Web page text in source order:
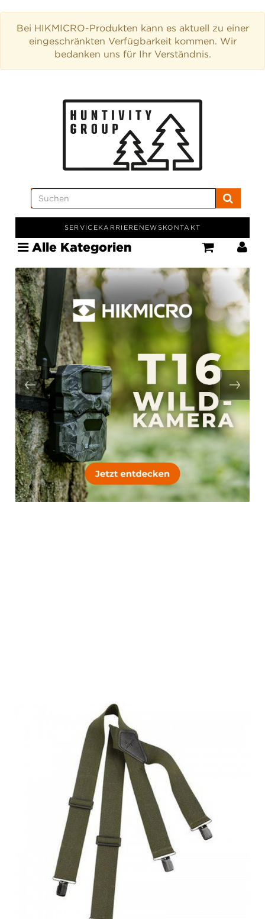
Bei HIKMICRO-Produkten kann es aktuell zu einer
eingeschränkten Verfügbarkeit kommen. Wir
bedanken uns für Ihr Verständnis.
SERVICEKARRIERE NEWSKONTAKT
Alle Kategorien